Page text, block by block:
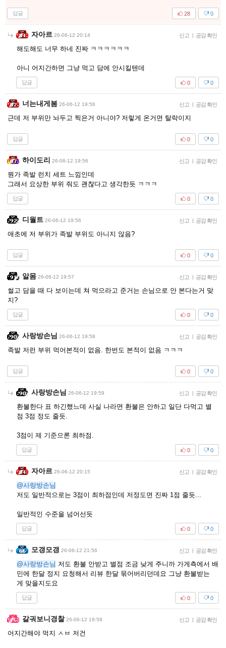
답글 0
28
자아르 26-06-12 20:14 신고 | 공감 확인
해도해도 너무 하네 진짜 ㅋㅋㅋㅋㅋㅋ
아니 어지간하면 그냥 먹고 담에 안시킬텐데
답글 0
0
너는내게봄 26-06-12 19:56 신고 | 공감 확인
근데 저 부위만 놔두고 찍은거 아니야? 저렇게 온거면 탈락이지
답글 0
0
하이도리 26-06-12 19:56 신고 | 공감 확인
뭔가 족발 런치 세트 느낌인데
그래서 요상한 부위 줘도 괜찮다고 생각한듯 ㅋㅋㅋ
답글 0
0
디월트 26-06-12 19:56 신고 | 공감 확인
애초에 저 부위가 족발 부위도 아니지 않음?
답글 0
0
알몸 26-06-12 19:57 신고 | 공감 확인
썰고 담을 때 다 보이는데 쳐 먹으라고 준거는 손님으로 안 본다는거 맞
지?
답글 0
0
사랑방손님 26-06-12 19:58 신고 | 공감 확인
족발 저런 부위 먹어본적이 없음. 한번도 본적이 없음 ㅋㅋㅋ
답글 0
0
사랑방손님 26-06-12 19:59 신고 | 공감 확인
환불한다 표 하긴했느데 사실 나라면 환불은 안하고 일단 다먹고 별
점 3점 정도 줄듯.
3점이 제 기준으론 최하점.
답글 0
0
자아르 26-06-12 20:15 신고 | 공감 확인
@사랑방손님
저도 일반적으로는 3점이 최하점인데 저정도면 진짜 1점 줄듯...
일반적인 수준을 넘어선듯
답글 0
0
모갱모갱 26-06-12 21:56 신고 | 공감 확인
@사랑방손님 저도 환불 안받고 별점 조금 낮게 주니까 가게측에서 배
민에 한달 정지 요청해서 리뷰 한달 묶어버리던데요 그냥 환불받는
게 맞을지도요
답글 0
0
갈궈보니경찰 26-06-12 19:58 신고 | 공감 확인
어지간해야 먹지 ㅅㅂ 저건